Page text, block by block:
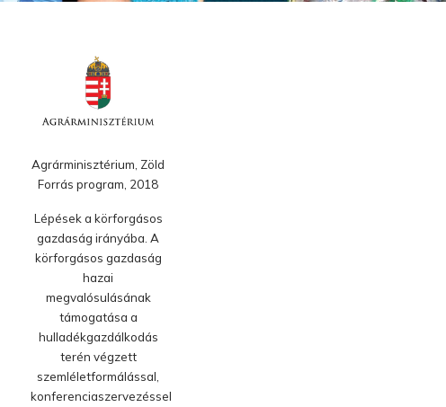
Agrárminisztérium, Zöld
Forrás program, 2018
Lépések a körforgásos
gazdaság irányába. A
körforgásos gazdaság
hazai
megvalósulásának
támogatása a
hulladékgazdálkodás
terén végzett
szemléletformálással,
konferenciaszervezéssel